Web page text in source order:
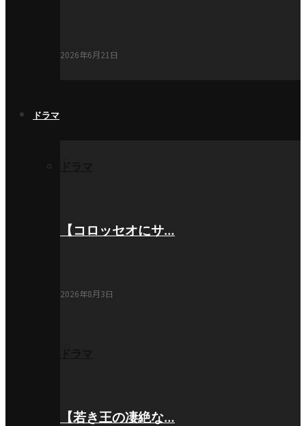
2026年6月21日
ドラマ
【コロッセオにサ…
2026年8月3日
【若き王の凄絶な…